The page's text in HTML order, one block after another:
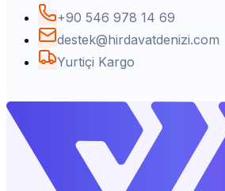
+90 546 978 14 69
destek@hirdavatdenizi.com
Yurtiçi Kargo